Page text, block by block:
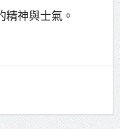
神與士氣。